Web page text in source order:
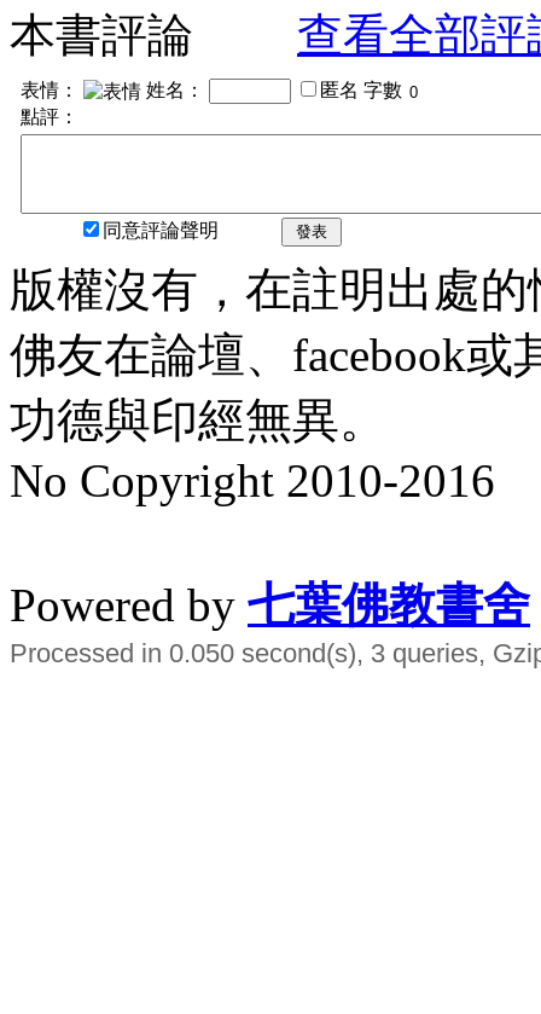
本書評論
查看全部評
表情： 姓名： 匿名 字數
點評：
同意評論聲明 發表
版權沒有，在註明出處
佛友在論壇、facebook
功德與印經無異。
No Copyright 2010-2016
Powered by 七葉佛教書舍
Processed in 0.050 second(s), 3 queries,